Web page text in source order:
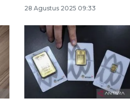
28 Agustus 2025 09:33
penyakit saat
08-05 12:00:00